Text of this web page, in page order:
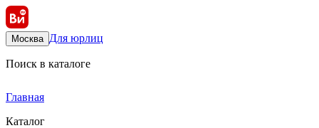
Москва Для юрлиц
Поиск в каталоге
Главная
Каталог